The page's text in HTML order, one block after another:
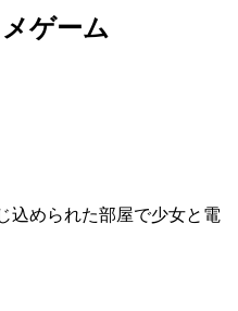
ゲーム
込められた部屋で少女と電